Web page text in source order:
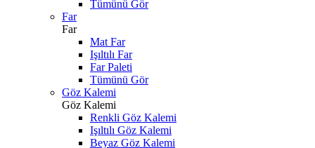
Tümünü Gör
Far
Far
Mat Far
Işıltılı Far
Far Paleti
Tümünü Gör
Göz Kalemi
Göz Kalemi
Renkli Göz Kalemi
Işıltılı Göz Kalemi
Beyaz Göz Kalemi